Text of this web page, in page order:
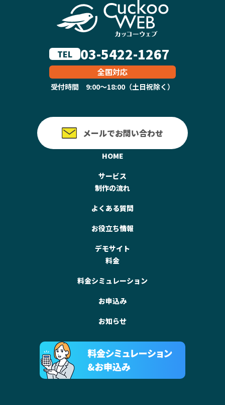
TEL 03-5422-1267
全国対応
受付時間 9:00～18:00（土日祝除く）
メールでお問い合わせ
HOME
サービス
制作の流れ
よくある質問
お役立ち情報
デモサイト
料金
料金シミュレーション
お申込み
お知らせ